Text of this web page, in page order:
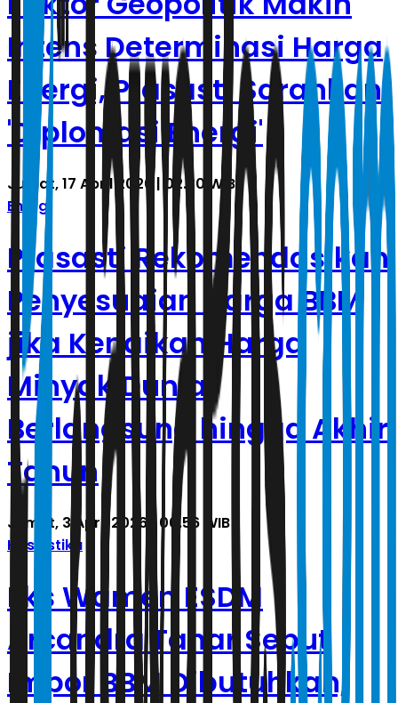
Intens Determinasi Harga
Energi, Prasasti Sarankan
'Diplomasi Energi'
Jumat, 17 April 2026 | 02.30 WIB
Energi
Prasasti Rekomendasikan
Penyesuaian Harga BBM
jika Kenaikan Harga
Minyak Dunia
Berlangsung hingga Akhir
Tahun
Jumat, 3 April 2026 | 00.56 WIB
Kasuistika
Eks Wamen ESDM
Arcandra Tahar Sebut
Impor BBM Dibutuhkan,